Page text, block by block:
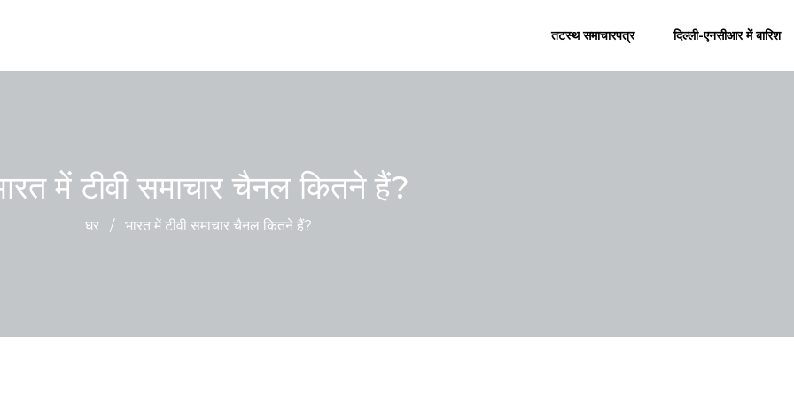
तटस्थ समाचारपत्र दिल्ली-एनसीआर में बारिश
में टीवी समाचार चैनल कितने हैं?
घर / भारत में टीवी समाचार चैनल कितने हैं?